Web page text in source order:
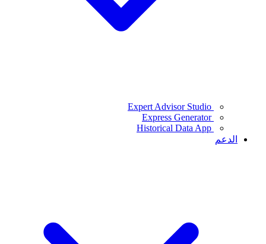
Expert Advisor Studio
Express Generator
Historical Data App
الدعم